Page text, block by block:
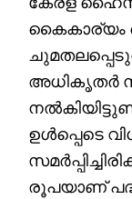
കൈകാര്യം
അധികൃതർ
ഉൾപ്പെടെ
രൂപയാണ്